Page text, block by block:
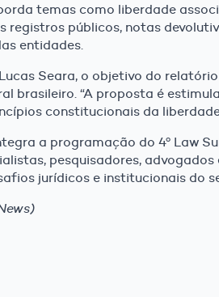
temas como liberdade
registros públicos, notas
entidades.
Seara, o objetivo do
brasileiro. “A proposta é
constitucionais da
a programação do 4º Law
pesquisadores,
jurídicos e institucionais do